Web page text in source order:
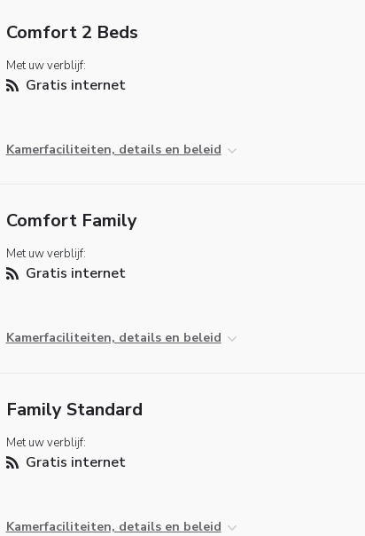
Comfort 2 Beds
Met uw verblijf:
Gratis internet
Kamerfaciliteiten, details en beleid
Comfort Family
Met uw verblijf:
Gratis internet
Kamerfaciliteiten, details en beleid
Family Standard
Met uw verblijf:
Gratis internet
Kamerfaciliteiten, details en beleid